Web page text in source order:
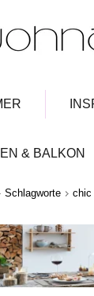
& BALKON
Schlagworte chic